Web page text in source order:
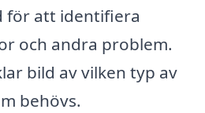
för att identifiera
och andra problem.
bild av vilken typ av
behövs.